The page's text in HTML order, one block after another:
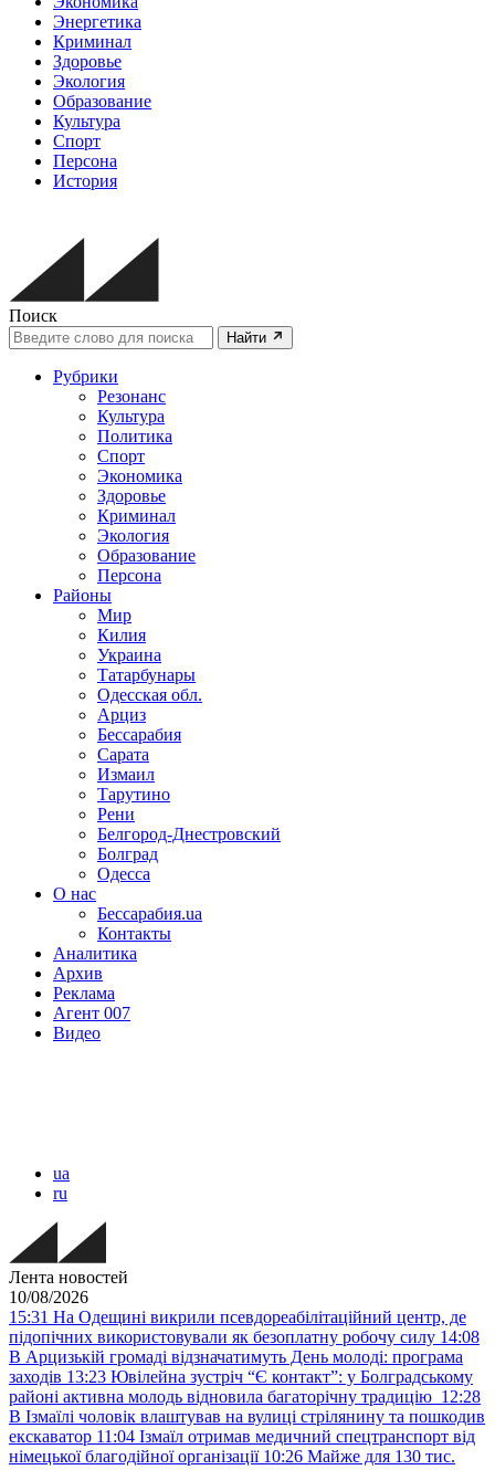
Энергетика
Криминал
Здоровье
Экология
Образование
Культура
Спорт
Персона
История
Поиск
Найти
Рубрики
Резонанс
Культура
Политика
Спорт
Экономика
Здоровье
Криминал
Экология
Образование
Персона
Районы
Мир
Килия
Украина
Татарбунары
Одесская обл.
Арциз
Бессарабия
Сарата
Измаил
Тарутино
Рени
Белгород-Днестровский
Болград
Одесса
О нас
Бессарабия.ua
Контакты
Аналитика
Архив
Реклама
Агент 007
Видео
ua
ru
Лента новостей
10/08/2026
15:31 На Одещині викрили псевдореабілітаційний центр, де
підопічних використовували як безоплатну робочу силу 14:08
В Арцизькій громаді відзначатимуть День молоді: програма
заходів 13:23 Ювілейна зустріч “Є контакт”: у Болградському
районі активна молодь відновила багаторічну традицію 12:28
В Ізмаїлі чоловік влаштував на вулиці стрілянину та пошкодив
екскаватор 11:04 Ізмаїл отримав медичний спецтранспорт від
німецької благодійної організації 10:26 Майже для 130 тис.